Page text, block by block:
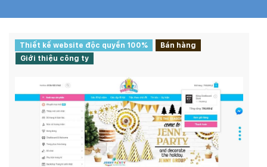
Thiết kế website độc quyền 100%
Bán hàng
Giới thiệu công ty